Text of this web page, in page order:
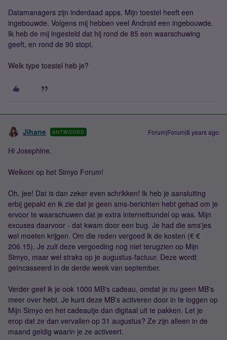
Datamanagers zijn inderdaad apps. Mijn toestel heeft een
ingebouwde. Volgens mij hebben veel Android een ingebouwde.
Ik heb de mij ingesteld dat hij rond de 85 een waarschuwing
geeft, en rond de 90 stopt.
Welk type toestel heb je?
Jihane ANTWOORD Forum|Forum|8 years ago
Hi Josephine,
Welkom op het Simyo Forum!
Oh, jee! Dat is dan zeker even schrikken! Ik heb je aansluiting
erbij gepakt en ik zie dat je geen sms-berichten hebt gehad om je
ervoor te waarschuwen dat je extra internetbundel op was. Mijn
excuses daarvoor - dat kwam door een bug. Je had die sms'jes
wel moeten krijgen. Om die reden vergoed ik de kosten (€ €
206.15). Je zult deze vergoeding nog niet terugzien op Mijn
Simyo, maar wel straks op je augustus-factuur. Deze wordt
geïncasseerd in de derde week van september.
Verder geef ik je ook 1000 MB's cadeau, omdat je nu geen MB's
meer over hebt. Je kunt deze MB's activeren door in te loggen op
Mijn Simyo en het cadeautje dan digitaal uit te pakken. Let je
erop dat ze dan vervallen op 31 augustus? Ze zijn alleen in de
maand geldig waarin je ze activeert.